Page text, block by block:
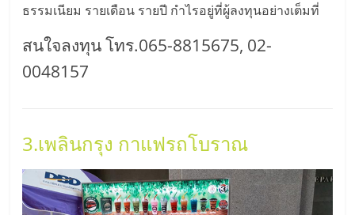
ระบบ
แฟ
ไชส์"
"ศูนย์
รวม
ธรรมเนียม รายเดือน รายปี กำไรอยู่ที่ผู้ลงทุนอย่างเต็มที่
สนใจลงทุน โทร.065-8815675, 02-
0048157
3.เพลินกรุง กาแฟรถโบราณ